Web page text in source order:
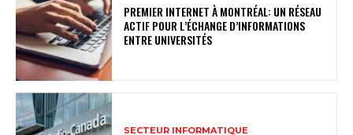
PREMIER INTERNET À MONTRÉAL: UN RÉSEAU
ACTIF POUR L’ÉCHANGE D’INFORMATIONS
ENTRE UNIVERSITÉS
SECTEUR INFORMATIQUE